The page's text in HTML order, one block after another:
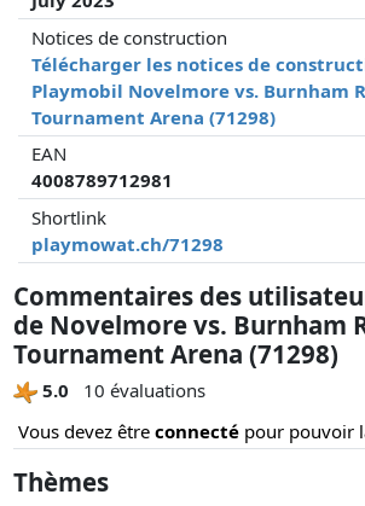
Notices de construction
Télécharger les notices de
Playmobil Novelmore vs. Burnham
Tournament Arena (71298)
EAN
4008789712981
Shortlink
playmowat.ch/71298
Commentaires des
de Novelmore vs. Burnham
Tournament Arena (71298)
5.0
10 évaluations
Vous devez être connecté pour pouvoir
Thèmes